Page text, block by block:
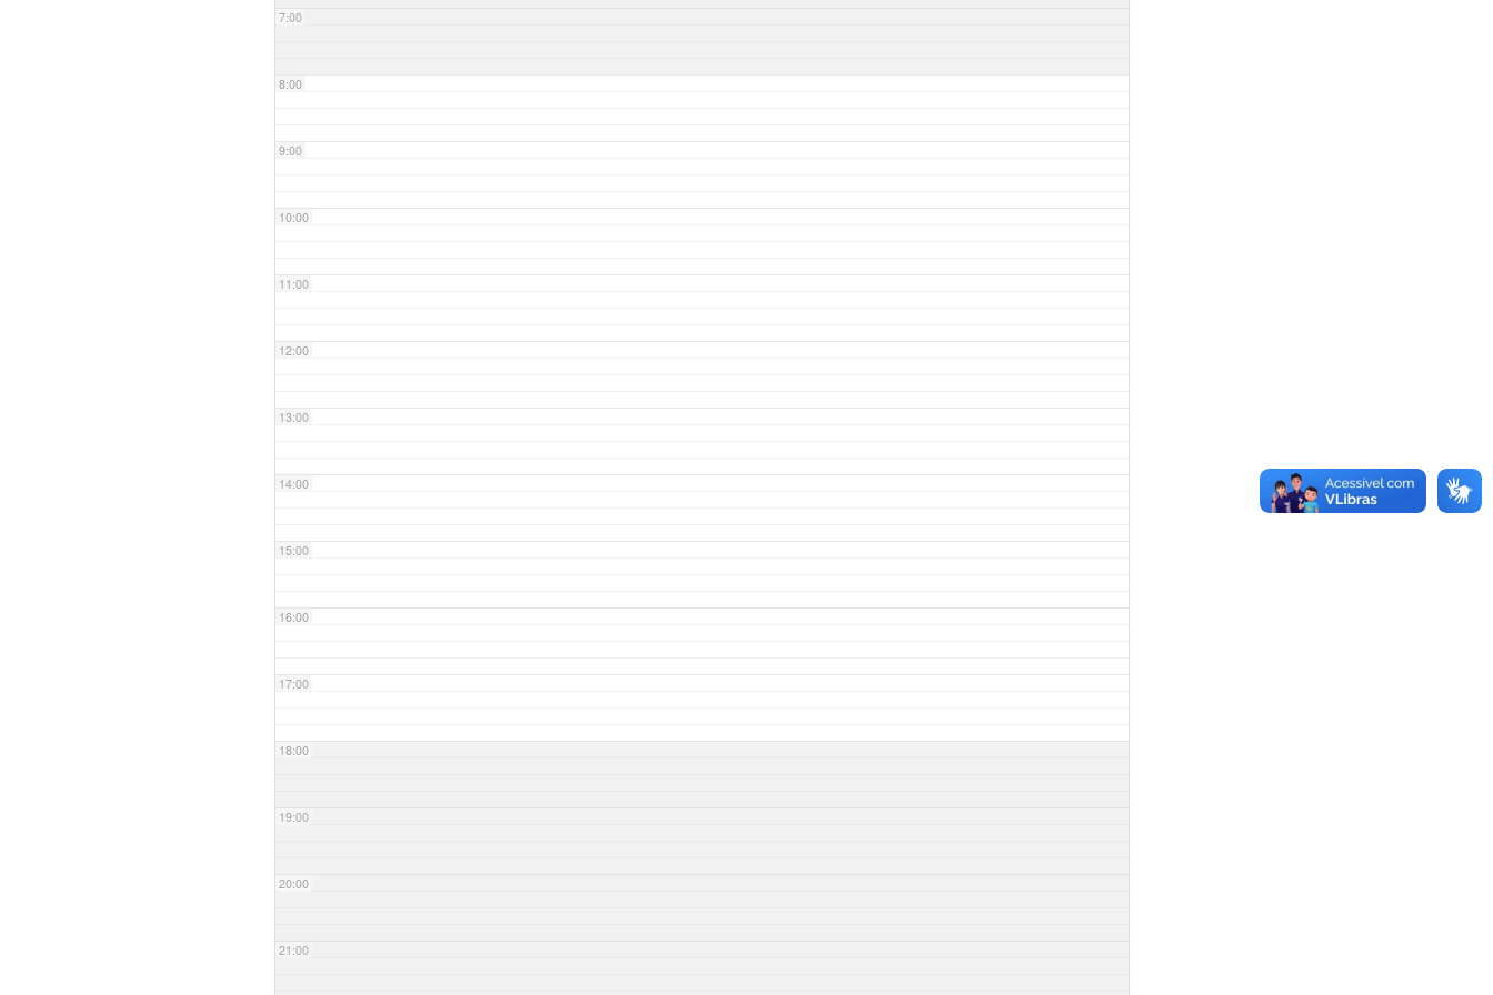
7:00
8:00
9:00
10:00
11:00
12:00
13:00
14:00
15:00
16:00
17:00
18:00
19:00
20:00
21:00